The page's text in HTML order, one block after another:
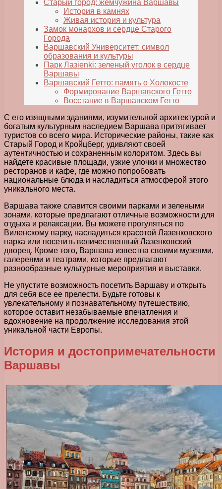
Старый город: жемчужина Варшавы
История в камнях
Живая история и культура
Замок монархов и сердце Старого
Города
Варшавский Университет: символ
образования и культуры
Парк Лазienki: зеленый уголок в сердце
Варшавы
Варшавский Гетто: память о Холокосте
Формирование Варшавского Гетто
Восстание в Варшавском Гетто
С его изящными зданиями, изумительной архитектурой и
богатым культурным наследием Варшава притягивает
туристов со всего мира. Исторические районы, такие как
Старый Город и Кройцберг, удивляют своей
аутентичностью и сохраненным колоритом. Здесь вы
найдете красивые площади, узкие улочки и множество
ресторанов и кафе, где можно попробовать
национальные блюда и насладиться атмосферой этого
уникального места.
Варшава также славится своими парками и зелеными
зонами, которые предлагают отличные возможности для
отдыха и релаксации. Вы можете прогуляться по
Виленскому парку, насладиться красотой Лазенковского
парка или посетить величественный Лазенковский
дворец. Кроме того, Варшава известна своими музеями,
галереями и театрами, которые предлагают
разнообразные культурные мероприятия и выставки.
Не упустите возможность посетить Варшаву и открыть
для себя все ее прелести. Будьте готовы к
увлекательному и познавательному путешествию,
которое оставит незабываемые впечатления и
вдохновение на продолжение исследования этой
уникальной части Европы.
История и достопримечательности
Варшавы